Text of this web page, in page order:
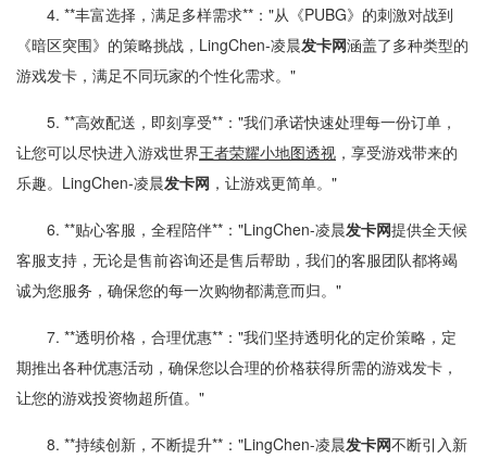
4. **丰富选择，满足多样需求**："从《PUBG》的刺激对战到
《暗区突围》的策略挑战，LingChen-凌晨发卡网涵盖了多种类型的
游戏发卡，满足不同玩家的个性化需求。"
5. **高效配送，即刻享受**："我们承诺快速处理每一份订单，
让您可以尽快进入游戏世界王者荣耀小地图透视 ，享受游戏带来的
乐趣。LingChen-凌晨发卡网 ，让游戏更简单。"
6. **贴心客服，全程陪伴**："LingChen-凌晨发卡网提供全天候
客服支持，无论是售前咨询还是售后帮助，我们的客服团队都将竭
诚为您服务，确保您的每一次购物都满意而归。"
7. **透明价格，合理优惠**："我们坚持透明化的定价策略，定
期推出各种优惠活动，确保您以合理的价格获得所需的游戏发卡，
让您的游戏投资物超所值。"
8. **持续创新，不断提升**："LingChen-凌晨发卡网不断引入新